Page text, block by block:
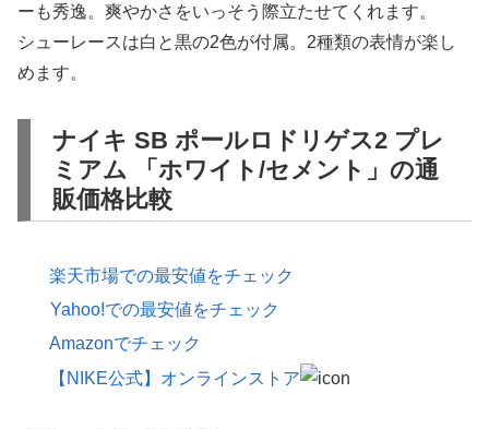
ーも秀逸。爽やかさをいっそう際立たせてくれます。
シューレースは白と黒の2色が付属。2種類の表情が楽し
めます。
ナイキ SB ポールロドリゲス2 プレ
ミアム 「ホワイト/セメント」の通
販価格比較
楽天市場での最安値をチェック
Yahoo!での最安値をチェック
Amazonでチェック
【NIKE公式】オンラインストア